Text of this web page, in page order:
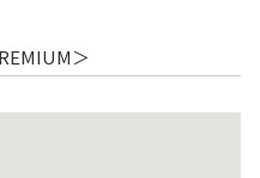
＞